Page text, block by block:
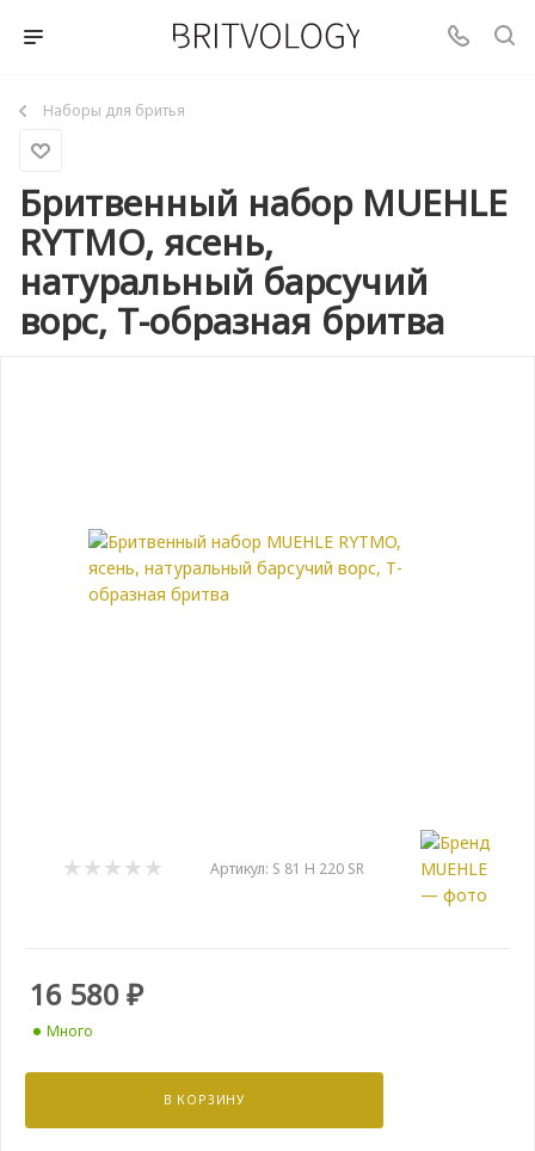
Наборы для бритья
Бритвенный набор MUEHLE
RYTMO, ясень,
натуральный барсучий
ворс, Т-образная бритва
Артикул: S 81 H 220 SR
16 580₽
Много
В КОРЗИНУ